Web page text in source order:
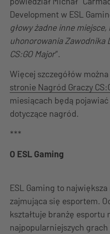
Development w ESL
głowy żadne inne
uhonorowania Zawodnika
CS:GO Major“.
Więcej szczegółów
stronie Nagród Graczy
miesiącach będą
dotyczące nagród.
***
O ESL Gaming
ESL Gaming to
zajmująca się esportem.
kształtuje branżę esportu
najpopularniejszych